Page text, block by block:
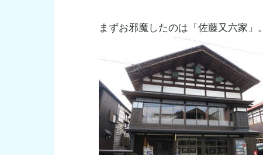
まずお邪魔したのは「佐藤又六家」。